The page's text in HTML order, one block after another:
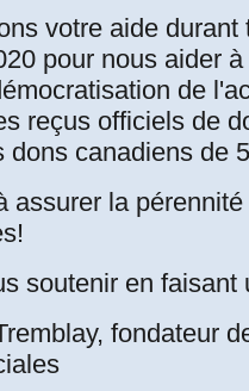
votre aide durant
pour nous aider
de
reçus officiels de
dons canadiens de
assurer la
soutenir en faisant
fondateur